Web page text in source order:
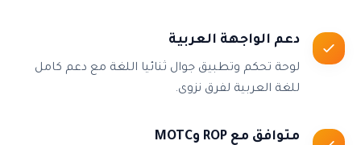
دعم الواجهة العربية
لوحة تحكم وتطبيق جوال ثنائيا اللغة مع دعم كامل
للغة العربية لفرق نزوى.
متوافق مع ROP وMOTC